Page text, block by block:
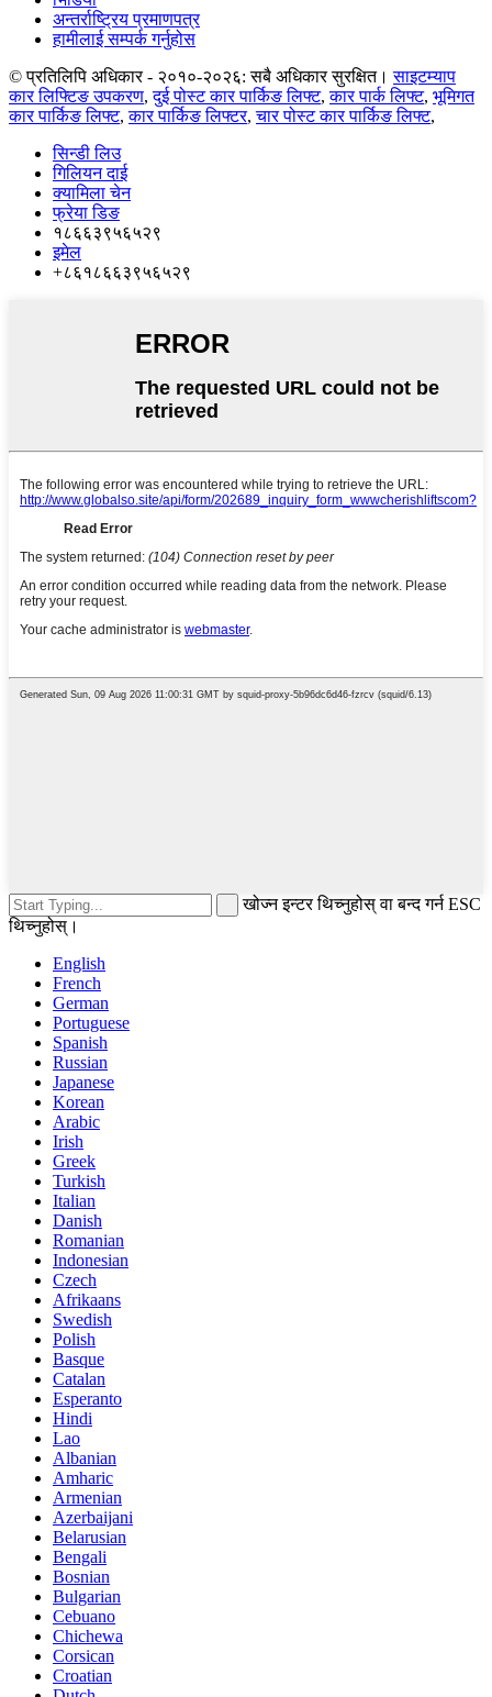
अन्तर्राष्ट्रिय प्रमाणपत्र
हामीलाई सम्पर्क गर्नुहोस
© प्रतिलिपि अधिकार - २०१०-२०२६: सबै अधिकार सुरक्षित। साइटम्याप
कार लिफ्टिङ उपकरण,दुई पोस्ट कार पार्किङ लिफ्ट,कार पार्क लिफ्ट, भूमिगत
कार पार्किङ लिफ्ट,कार पार्किङ लिफ्टर,चार पोस्ट कार पार्किङ लिफ्ट,
सिन्डी लिउ
गिलियन दाई
क्यामिला चेन
फ्रेया डिङ
१८६६३९५६५२९
इमेल
+८६१८६६३९५६५२९
खोज्न इन्टर थिच्नुहोस् वा बन्द गर्न ESC
थिच्नुहोस्।
English
French
German
Portuguese
Spanish
Russian
Japanese
Korean
Arabic
Irish
Greek
Turkish
Italian
Danish
Romanian
Indonesian
Czech
Afrikaans
Swedish
Polish
Basque
Catalan
Esperanto
Hindi
Lao
Albanian
Amharic
Armenian
Azerbaijani
Belarusian
Bengali
Bosnian
Bulgarian
Cebuano
Chichewa
Corsican
Croatian